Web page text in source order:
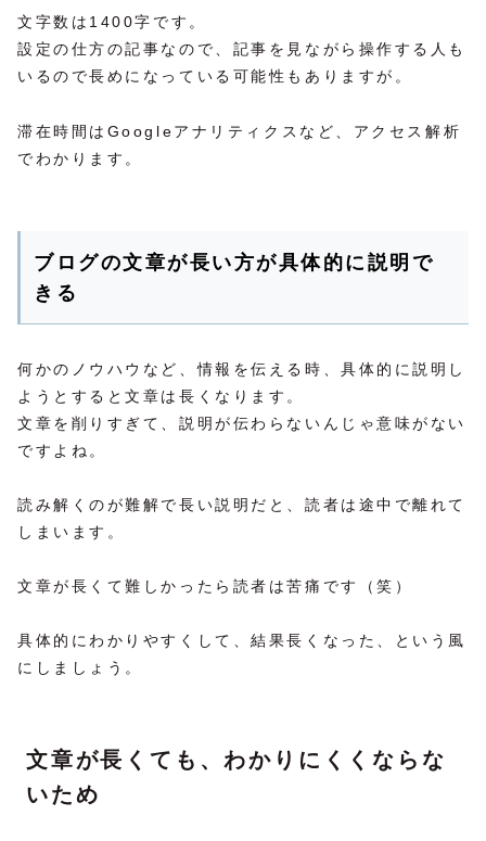
文字数は1400字です。
設定の仕方の記事なので、記事を見ながら操作する人も
いるので長めになっている可能性もありますが。
滞在時間はGoogleアナリティクスなど、アクセス解析
でわかります。
ブログの文章が長い方が具体的に説明で
きる
何かのノウハウなど、情報を伝える時、具体的に説明し
ようとすると文章は長くなります。
文章を削りすぎて、説明が伝わらないんじゃ意味がない
ですよね。
読み解くのが難解で長い説明だと、読者は途中で離れて
しまいます。
文章が長くて難しかったら読者は苦痛です（笑）
具体的にわかりやすくして、結果長くなった、という風
にしましょう。
文章が長くても、わかりにくくならな
いため